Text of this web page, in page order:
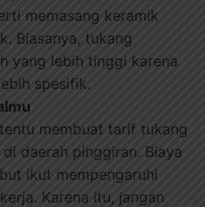
memasang keramik
Biasanya, tukang
yang lebih tinggi karena
spesifik.
membuat tarif tukang
daerah pinggiran. Biaya
ikut mempengaruhi
Karena itu, jangan